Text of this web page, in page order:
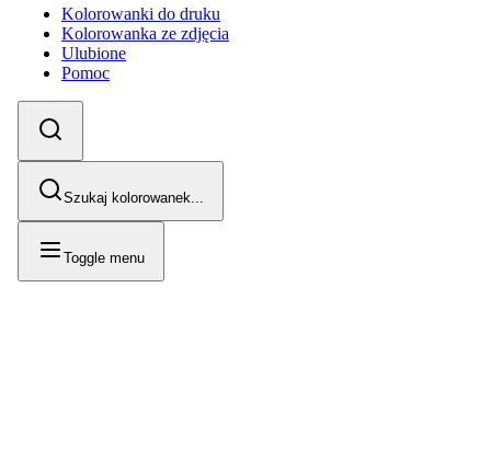
Kolorowanki do druku
Kolorowanka ze zdjęcia
Ulubione
Pomoc
Szukaj kolorowanek...
Toggle menu